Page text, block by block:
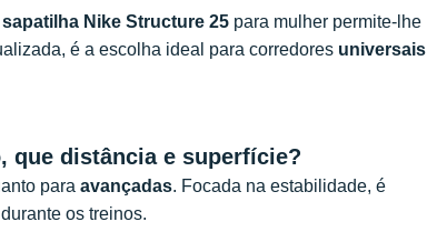
sapatilha Nike Structure 25 para mulher permite-lhe
é a escolha ideal para corredores universais
que distância e superfície?
para avançadas. Focada na estabilidade, é
os treinos.